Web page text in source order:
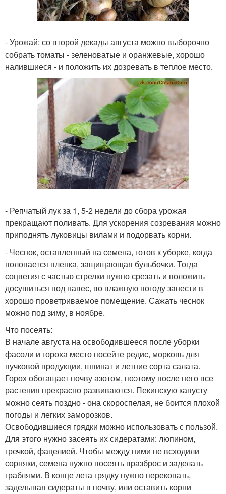
- Урожай: со второй декады августа можно выборочно
собрать томаты - зеленоватые и оранжевые, хорошо
налившиеся - и положить их дозревать в теплое место.
- Репчатый лук за 1, 5-2 недели до сбора урожая
прекращают поливать. Для ускорения созревания можно
приподнять луковицы вилами и подорвать корни.
- Чеснок, оставленный на семена, готов к уборке, когда
полопается пленка, защищающая бульбочки. Тогда
соцветия с частью стрелки нужно срезать и положить
досушиться под навес, во влажную погоду занести в
хорошо проветриваемое помещение. Сажать чеснок
можно под зиму, в ноябре.
Что посеять:
В начале августа на освободившееся после уборки
фасоли и гороха место посейте редис, морковь для
пучковой продукции, шпинат и летние сорта салата.
Горох обогащает почву азотом, поэтому после него все
растения прекрасно развиваются. Пекинскую капусту
можно сеять поздно - она скороспелая, не боится плохой
погоды и легких заморозков.
Освободившиеся грядки можно использовать с пользой.
Для этого нужно засеять их сидератами: люпином,
гречкой, фацелией. Чтобы между ними не всходили
сорняки, семена нужно посеять вразброс и заделать
граблями. В конце лета грядку нужно перекопать,
заделывая сидераты в почву, или оставить корни